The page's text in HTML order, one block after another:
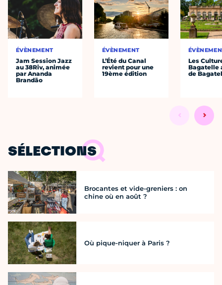
ÉVÈNEMENT
Jam Session Jazz
au 38Riv, animée
par Ananda
Brandão
ÉVÈNEMENT
L’Été du Canal
revient pour une
19ème édition
Les
Bagatelle
de
SÉLECTIONS
Brocantes et vide-greniers : on
chine où en août ?
Où pique-niquer à Paris ?